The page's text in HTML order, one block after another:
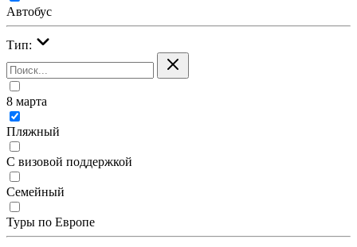
Автобус
Тип:
8 марта
Пляжный
С визовой поддержкой
Семейный
Туры по Европе